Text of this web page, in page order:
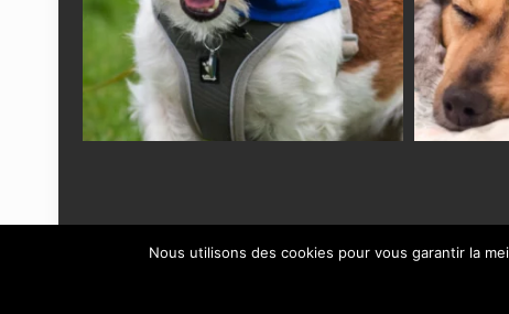
Nous utilisons des cookies pour vous garantir la